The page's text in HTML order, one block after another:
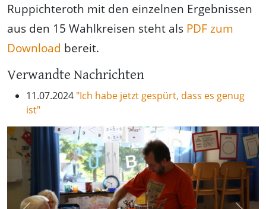
Ruppichteroth mit den einzelnen Ergebnissen
aus den 15 Wahlkreisen steht als PDF zum
Download bereit.
Verwandte Nachrichten
11.07.2024 "Ich habe jetzt gespürt, dass es genug
ist"